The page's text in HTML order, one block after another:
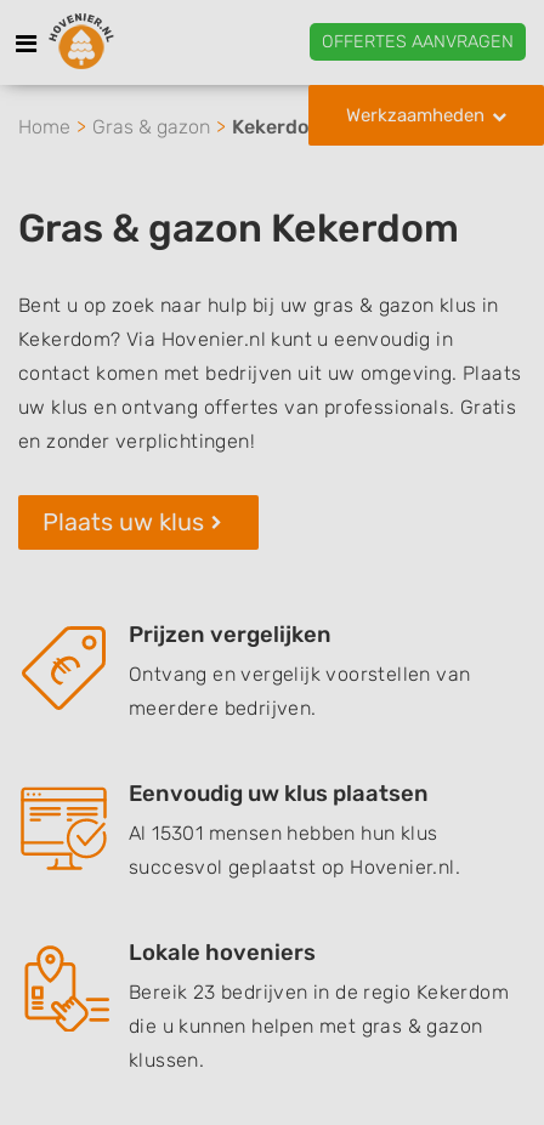
OFFERTES AANVRAGEN
Werkzaamheden
Home Gras & gazon Kekerdom
Gras & gazon Kekerdom
Bent u op zoek naar hulp bij uw gras & gazon klus in
Kekerdom? Via Hovenier.nl kunt u eenvoudig in
contact komen met bedrijven uit uw omgeving. Plaats
uw klus en ontvang offertes van professionals. Gratis
en zonder verplichtingen!
Plaats uw klus
Prijzen vergelijken
Ontvang en vergelijk voorstellen van
meerdere bedrijven.
Eenvoudig uw klus plaatsen
Al 15301 mensen hebben hun klus
succesvol geplaatst op Hovenier.nl.
Lokale hoveniers
Bereik 23 bedrijven in de regio Kekerdom
die u kunnen helpen met gras & gazon
klussen.